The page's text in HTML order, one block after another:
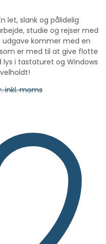
let, slank og pålidelig
studie og rejser med
kommer med en
er med til at give flotte
i tastaturet og Windows
inkl. moms